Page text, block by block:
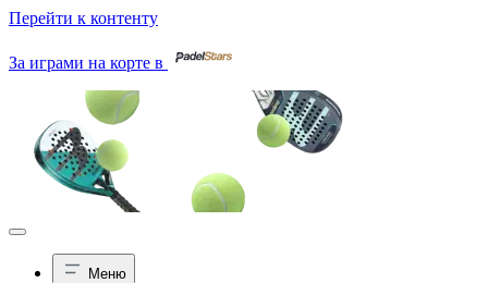
Перейти к контенту
За играми на корте в
Меню